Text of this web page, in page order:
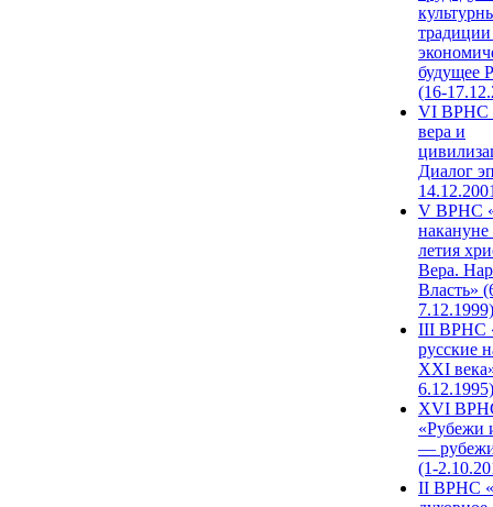
будущее
(16-
VI ВРНС
вера и
Диалог
V ВРНС
накануне
летия
Вера.
Власть»
7.12.1999)
III ВРНС
русские
XXI
6.12.1995)
XVI
«Рубежи
—
(1-
II ВРНС